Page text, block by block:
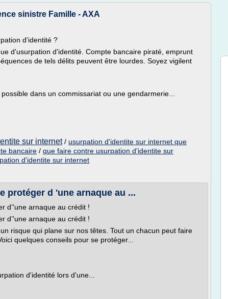
sinistre Famille - AXA
d'identité ?
d'usurpation d'identité. Compte bancaire piraté, emprunt
de tels délits peuvent être lourdes. Soyez vigilent
dans un commissariat ou une gendarmerie...
sur internet/ usurpation d'identite sur internet que
bancaire / que faire contre usurpation d'identite sur
d'identite sur internet
protéger d 'une arnaque au ...
d’'une arnaque au crédit !
d’'une arnaque au crédit !
risque qui plane sur nos têtes. Tout un chacun peut faire
quelques conseils pour se protéger...
d'identité lors d'une...